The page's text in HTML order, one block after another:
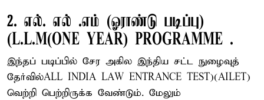
2. எல். எல் .எம் (ஓராண்டு படிப்பு)
(L.L.M(ONE YEAR) PROGRAMME .
இந்தப் படிப்பில் சேர அகில இந்திய சட்ட நுழைவுத்
தேர்வில்ALL INDIA LAW ENTRANCE TEST)(AILET)
வெற்றி பெற்றிருக்க வேண்டும். மேலும்